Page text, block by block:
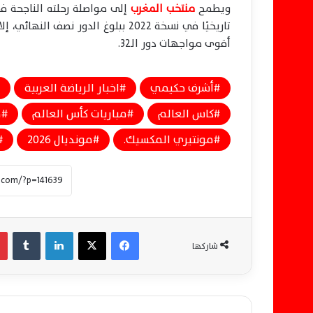
ويطمح منتخب المغرب
تاريخيًا في نسخة 2022 ببلوغ
أقوى مواجهات دور الـ32.
أشرف حكيمي اخبار الرياضة العربية
كاس العالم
مباريات كأس العالم
مونتيري المكسيك.
مونديال 2026
شاركها
فيسبوك ‫X لينكدإن